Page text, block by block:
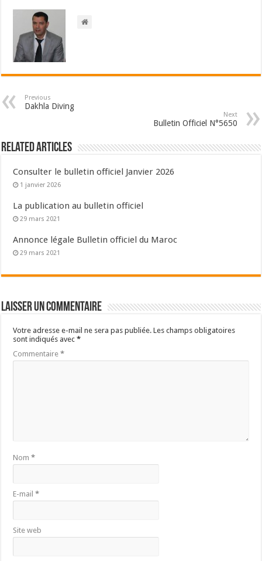
Previous
Dakhla Diving
Next
Bulletin Officiel N°5650
Related Articles
Consulter le bulletin officiel Janvier 2026
1 janvier 2026
La publication au bulletin officiel
29 mars 2021
Annonce légale Bulletin officiel du Maroc
29 mars 2021
Laisser un commentaire
Votre adresse e-mail ne sera pas publiée. Les champs obligatoires
sont indiqués avec*
Commentaire*
Nom*
E-mail*
Site web